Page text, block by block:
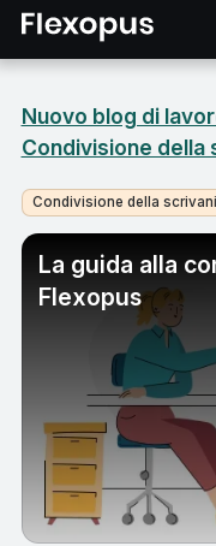
Nuovo blog di
Condivisione della
Condivisione della
La guida alla
Flexopus